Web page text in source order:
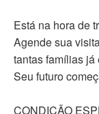
Está na hora de
Agende sua
tantas famílias já
Seu futuro
CONDIÇÃO